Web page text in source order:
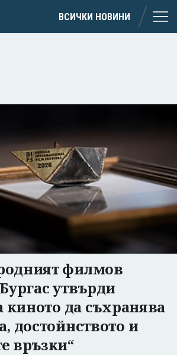
ВСИЧКИ НОВИНИ
филмов
утвърди
киното да съхранява
достойнството и
връзки“